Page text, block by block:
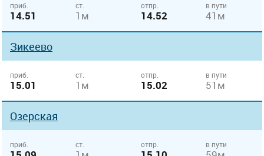
приб.
14.51
ст.
1м
отпр.
14.52
в пути
41м
Зикеево
приб.
15.01
ст.
1м
отпр.
15.02
в пути
51м
Озерская
приб. ст. отпр. в пути